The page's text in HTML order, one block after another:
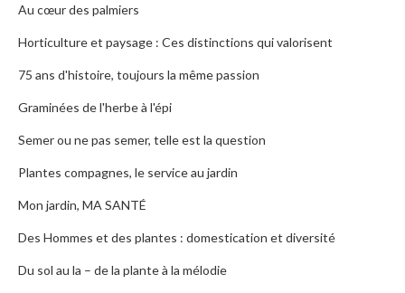
Au cœur des palmiers
Horticulture et paysage : Ces distinctions qui valorisent
75 ans d'histoire, toujours la même passion
Graminées de l'herbe à l'épi
Semer ou ne pas semer, telle est la question
Plantes compagnes, le service au jardin
Mon jardin, MA SANTÉ
Des Hommes et des plantes : domestication et diversité
Du sol au la – de la plante à la mélodie